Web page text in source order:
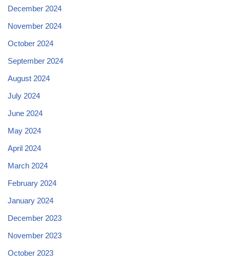
December 2024
November 2024
October 2024
September 2024
August 2024
July 2024
June 2024
May 2024
April 2024
March 2024
February 2024
January 2024
December 2023
November 2023
October 2023